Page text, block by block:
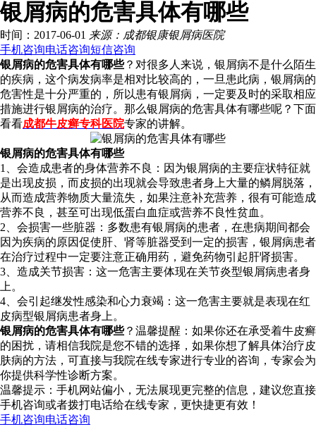
银屑病的危害具体有哪些
时间：2017-06-01 来源：成都银康银屑病医院
手机咨询电话咨询短信咨询
银屑病的危害具体有哪些？对很多人来说，银屑病不是什么陌生
的疾病，这个病发病率是相对比较高的，一旦患此病，银屑病的
危害性是十分严重的，所以患有银屑病，一定要及时的采取相应
措施进行银屑病的治疗。那么银屑病的危害具体有哪些呢？下面
看看成都牛皮癣专科医院专家的讲解。
银屑病的危害具体有哪些
1、会造成患者的身体营养不良：因为银屑病的主要症状特征就
是出现皮损，而皮损的出现就会导致患者身上大量的鳞屑脱落，
从而造成营养物质大量流失，如果注意补充营养，很有可能造成
营养不良，甚至可出现低蛋白血症或营养不良性贫血。
2、会损害一些脏器：多数患有银屑病的患者，在患病期间都会
因为疾病的原因促使肝、肾等脏器受到一定的损害，银屑病患者
在治疗过程中一定要注意正确用药，避免药物引起肝肾损害。
3、造成关节损害：这一危害主要体现在关节炎型银屑病患者身
上。
4、会引起继发性感染和心力衰竭：这一危害主要就是表现在红
皮病型银屑病患者身上。
银屑病的危害具体有哪些？温馨提醒：如果你还在承受着牛皮癣
的困扰，请相信我院是您不错的选择，如果你想了解具体治疗皮
肤病的方法，可直接与我院在线专家进行专业的咨询，专家会为
你提供科学性诊断方案。
温馨提示：手机网站偏小，无法展现更完整的信息，建议您直接
手机咨询或者拨打电话给在线专家，更快捷更有效！
手机咨询电话咨询